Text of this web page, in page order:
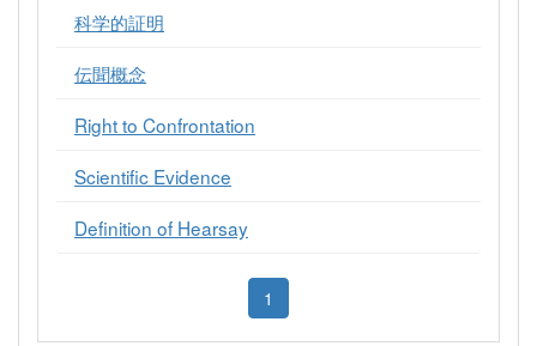
科学的証明
伝聞概念
Right to Confrontation
Scientific Evidence
Definition of Hearsay
1